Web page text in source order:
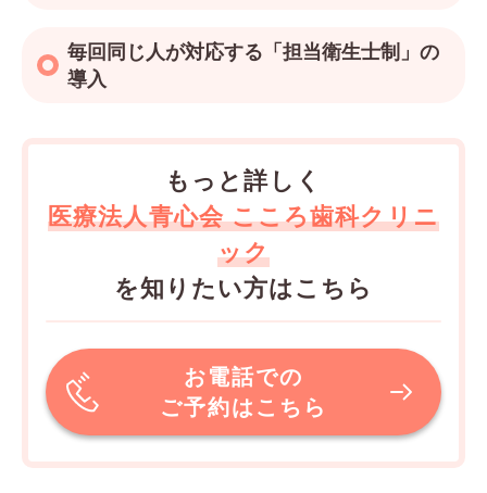
毎回同じ人が対応する「担当衛生士制」の
導入
もっと詳しく
医療法人青心会 こころ歯科クリニ
ック
を知りたい方はこちら
お電話での
ご予約はこちら